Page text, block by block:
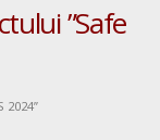
”Safe
2024”